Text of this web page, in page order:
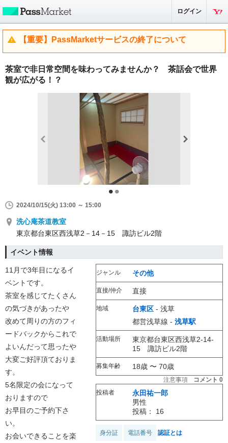
ログイン
【重要】PassMarketサービスの終了について
茶室で非日常空間を味わってみませんか？ 茶話会で世界
観が広がる！？
2024/10/15(火) 13:00 ～ 15:00
洗心庵茶道教室
東京都台東区西浅草2－14－15 諏訪ビル2階
イベント情報
11月で3年目になるイ
ベントです。
茶室を感じてたくさん
の気づきがあったや
改めて周りの方のフィ
ードバックからこれで
よいんだって思ったや
大変ご好評頂ておりま
す。
5名限定の会になって
おりますので
お早目のご予約下さ
い。
お会いできることを楽
ジャンル その他
直接/仲介 直接
地域 台東区 - 浅草
都営浅草線 - 浅草駅
活動場所
東京都台東区西浅草2-14-
15 諏訪ビル2階
募集年齢 18歳 〜 70歳
注意事項
コメント 0
投稿者
永田祐一郎
男性
投稿： 16
身分証 電話番号 認証とは